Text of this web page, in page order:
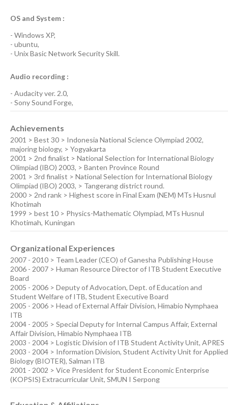
OS and System :
- Windows XP,
- ubuntu,
- Unix Basic Network SecuritySkill.
Audio recording :
- Audacity ver. 2.0,
- Sony Sound Forge,
Achievements
2001 > Best 30 > Indonesia National Science Olympiad 2002,
majoring biology, > Yogyakarta
2001 > 2nd finalist > National Selection for International Biology
Olimpiad (IBO) 2003, > Banten Province Round
2001 > 3rd finalist > National Selection for International Biology
Olimpiad (IBO) 2003, > Tangerang district round.
2000 > 2nd rank > Highest score in Final Exam (NEM) MTs Husnul
Khotimah
1999 > best 10 > Physics-Mathematic Olympiad, MTs Husnul
Khotimah, Kuningan
Organizational Experiences
2007 - 2010 > Team Leader (CEO) of Ganesha Publishing House
2006 - 2007 > Human Resource Director of ITB Student Executive
Board
2005 - 2006 > Deputy of Advocation, Dept. of Education and
Student Welfare of ITB, Student Executive Board
2005 - 2006 > Head of External Affair Division, Himabio Nymphaea
ITB
2004 - 2005 > Special Deputy for Internal Campus Affair, External
Affair Division, Himabio Nymphaea ITB
2003 - 2004 > Logistic Division of ITB Student Activity Unit, APRES
2003 - 2004 > Information Division, Student Activity Unit for Applied
Biology (BIOTER), Salman ITB
2001 - 2002 > Vice President for Student Economic Enterprise
(KOPSIS) Extracurricular Unit, SMUN I Serpong